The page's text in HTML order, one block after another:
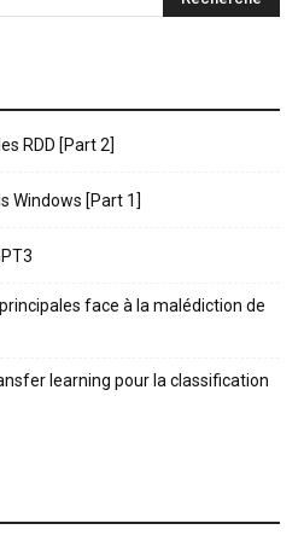
RDD [Part 2]
Windows [Part 1]
face à la malédiction de
learning pour la classification